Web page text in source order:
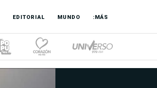
EDITORIAL MUNDO :MÁS